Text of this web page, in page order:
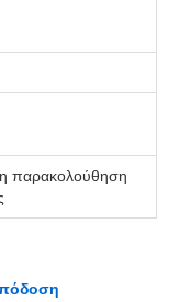
παρακολούθηση